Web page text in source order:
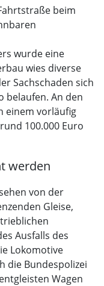
beim
wurde eine
wies diverse
Sachschaden sich
belaufen. An den
einem vorläufig
100.000 Euro
werden
von der
Gleise,
Ausfalls des
Lokomotive
die Bundespolizei
Wagen